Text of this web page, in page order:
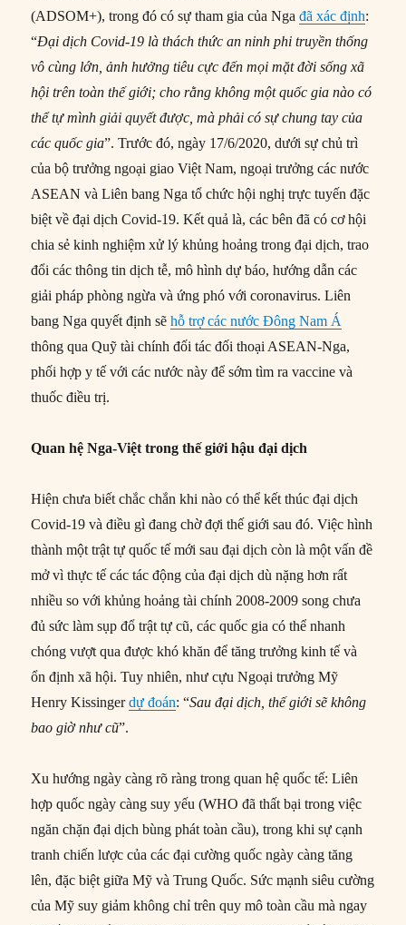
(ADSOM+), trong đó có sự tham gia của Ngađã xác định:
“Đại dịch Covid-19 là thách thức an ninh phi truyền thống
vô cùng lớn, ảnh hưởng tiêu cực đến mọi mặt đời sống xã
hội trên toàn thế giới; cho rằng không một quốc gia nào có
thể tự mình giải quyết được, mà phải có sự chung tay của
các quốc gia”. Trước đó, ngày 17/6/2020, dưới sự chủ trì
của bộ trưởng ngoại giao Việt Nam, ngoại trưởng các nước
ASEAN và Liên bang Nga tổ chức hội nghị trực tuyến đặc
biệt về đại dịch Covid-19. Kết quả là, các bên đã có cơ hội
chia sẻ kinh nghiệm xử lý khủng hoảng trong đại dịch, trao
đổi các thông tin dịch tễ, mô hình dự báo, hướng dẫn các
giải pháp phòng ngừa và ứng phó với coronavirus. Liên
bang Nga quyết định sẽhỗ trợ các nước Đông Nam Á
thông qua Quỹ tài chính đối tác đối thoại ASEAN-Nga,
phối hợp y tế với các nước này để sớm tìm ra vaccine và
thuốc điều trị.
Quan hệ Nga-Việt trong thế giới hậu đại dịch
Hiện chưa biết chắc chắn khi nào có thể kết thúc đại dịch
Covid-19 và điều gì đang chờ đợi thế giới sau đó. Việc hình
thành một trật tự quốc tế mới sau đại dịch còn là một vấn đề
mở vì thực tế các tác động của đại dịch dù nặng hơn rất
nhiều so với khủng hoảng tài chính 2008-2009 song chưa
đủ sức làm sụp đổ trật tự cũ, các quốc gia có thể nhanh
chóng vượt qua được khó khăn để tăng trưởng kinh tế và
ổn định xã hội. Tuy nhiên, như cựu Ngoại trưởng Mỹ
Henry Kissingerdự đoán: “Sau đại dịch, thế giới sẽ không
bao giờ như cũ”.
Xu hướng ngày càng rõ ràng trong quan hệ quốc tế: Liên
hợp quốc ngày càng suy yếu (WHO đã thất bại trong việc
ngăn chặn đại dịch bùng phát toàn cầu), trong khi sự cạnh
tranh chiến lược của các đại cường quốc ngày càng tăng
lên, đặc biệt giữa Mỹ và Trung Quốc. Sức mạnh siêu cường
của Mỹ suy giảm không chỉ trên quy mô toàn cầu mà ngay